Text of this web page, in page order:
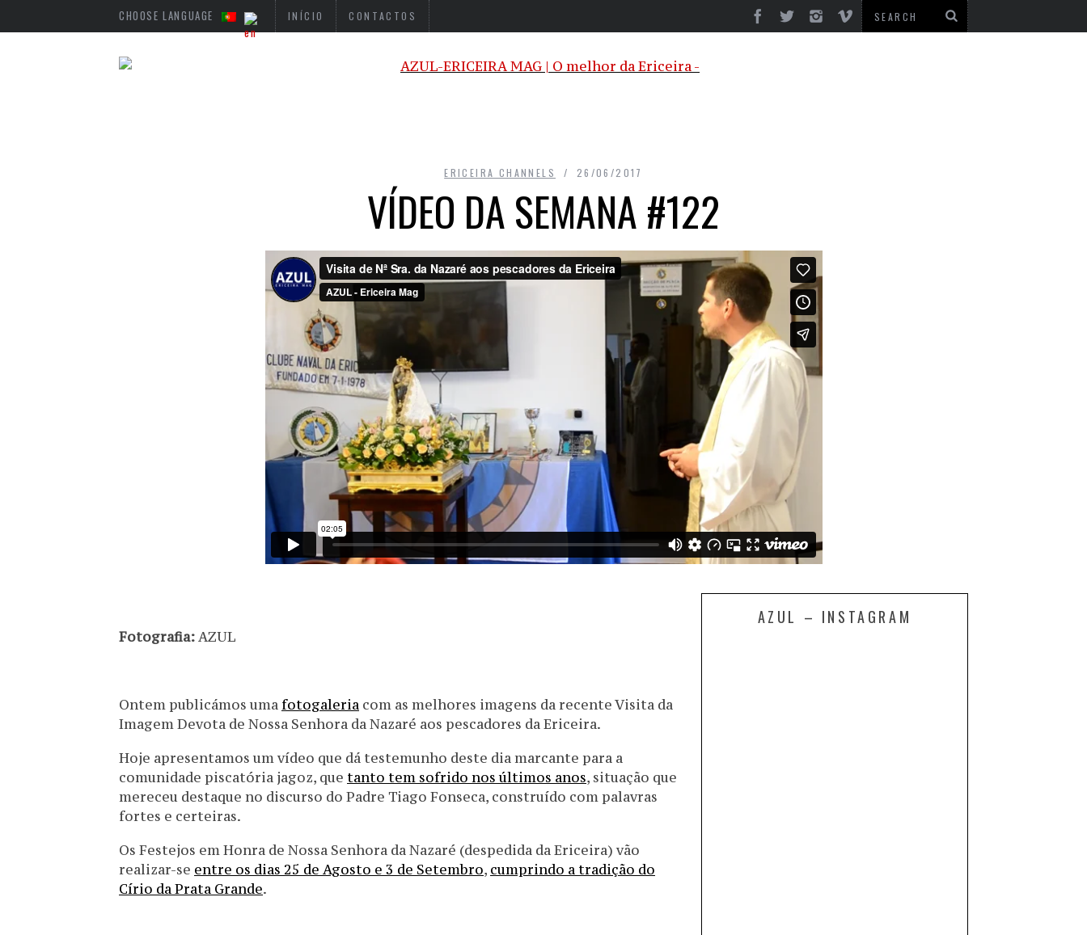
CHOOSE LANGUAGE INÍCIO CONTACTOS
ERICEIRA CHANNELS 26/06/2017
VÍDEO DA SEMANA #122
Fotografia:AZUL
Ontem publicámos uma fotogaleria com as melhores imagens da recente Visita da
Imagem Devota de Nossa Senhora da Nazaré aos pescadores da Ericeira.
Hoje apresentamos um vídeo que dá testemunho deste dia marcante para a
comunidade piscatória jagoz, que tanto tem sofrido nos últimos anos, situação que
mereceu destaque no discurso do Padre Tiago Fonseca, construído com palavras
fortes e certeiras.
Os Festejos em Honra de Nossa Senhora da Nazaré (despedida da Ericeira) vão
realizar-se entre os dias 25 de Agosto e 3 de Setembro, cumprindo a tradição do
Círio da Prata Grande.
AZUL – INSTAGRAM